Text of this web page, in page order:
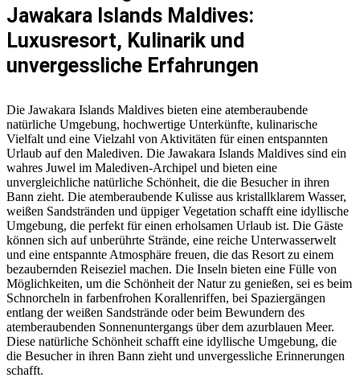
Jawakara Islands Maldives:
Luxusresort, Kulinarik und
unvergessliche Erfahrungen
Die Jawakara Islands Maldives bieten eine atemberaubende
natürliche Umgebung, hochwertige Unterkünfte, kulinarische
Vielfalt und eine Vielzahl von Aktivitäten für einen entspannten
Urlaub auf den Malediven. Die Jawakara Islands Maldives sind ein
wahres Juwel im Malediven-Archipel und bieten eine
unvergleichliche natürliche Schönheit, die die Besucher in ihren
Bann zieht. Die atemberaubende Kulisse aus kristallklarem Wasser,
weißen Sandstränden und üppiger Vegetation schafft eine idyllische
Umgebung, die perfekt für einen erholsamen Urlaub ist. Die Gäste
können sich auf unberührte Strände, eine reiche Unterwasserwelt
und eine entspannte Atmosphäre freuen, die das Resort zu einem
bezaubernden Reiseziel machen. Die Inseln bieten eine Fülle von
Möglichkeiten, um die Schönheit der Natur zu genießen, sei es beim
Schnorcheln in farbenfrohen Korallenriffen, bei Spaziergängen
entlang der weißen Sandstrände oder beim Bewundern des
atemberaubenden Sonnenuntergangs über dem azurblauen Meer.
Diese natürliche Schönheit schafft eine idyllische Umgebung, die
die Besucher in ihren Bann zieht und unvergessliche Erinnerungen
schafft.